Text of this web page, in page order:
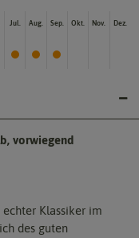
Jul. Aug. Sep. Okt. Nov. Dez.
vorwiegend
Klassiker im
des guten